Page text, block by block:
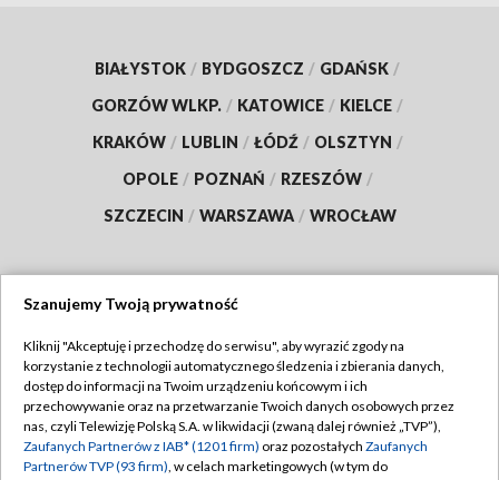
BIAŁYSTOK / BYDGOSZCZ / GDAŃSK /
GORZÓW WLKP. / KATOWICE / KIELCE /
KRAKÓW / LUBLIN / ŁÓDŹ / OLSZTYN /
OPOLE / POZNAŃ / RZESZÓW /
SZCZECIN / WARSZAWA / WROCŁAW
TVP
Abonament TVP
Emisja w TVP
Regulamin TVP
Polityka prywatności
Szanujemy Twoją prywatność
Kliknij "Akceptuję i przechodzę do serwisu", aby wyrazić zgody na
korzystanie z technologii automatycznego śledzenia i zbierania danych,
dostęp do informacji na Twoim urządzeniu końcowym i ich
przechowywanie oraz na przetwarzanie Twoich danych osobowych przez
nas, czyli Telewizję Polską S.A. w likwidacji (zwaną dalej również „TVP”),
Zaufanych Partnerów z IAB* (1201 firm) oraz pozostałych Zaufanych
Partnerów TVP (93 firm), w celach marketingowych (w tym do